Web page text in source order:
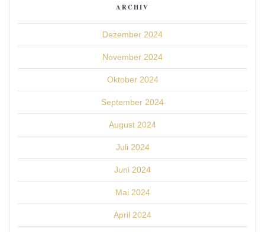
ARCHIV
Dezember 2024
November 2024
Oktober 2024
September 2024
August 2024
Juli 2024
Juni 2024
Mai 2024
April 2024